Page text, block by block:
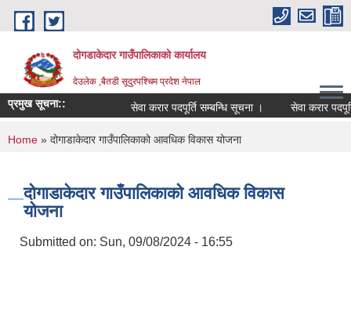
Skip to main content
दोगडाकेदार गाउँपालिकाको कार्यालय
देउलेक ,बैतडी सूदुरपश्चिम प्रदेश नेपाल
प्रमुख सूचना:: सेवा करार पदपूर्ति सम्बन्धि सूचना । सेवा करार
You are here
Home » दोगाडाकेदार गाउँपालिकाको आवधिक विकास योजना
दोगाडाकेदार गाउँपालिकाको आवधिक विकास
योजना
Submitted on: Sun, 09/08/2024 - 16:55